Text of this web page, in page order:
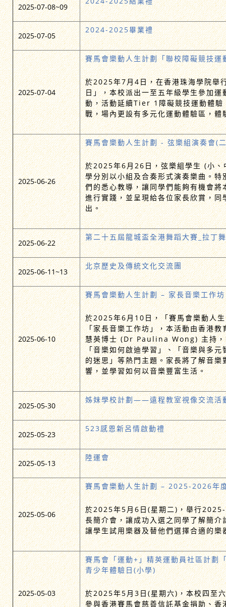
2025-07-08~09
2025-07-05
2024-2025畢業禮
2025-07-04
賽馬會樂動人生計劃「聯校障礙競技運
於2025年7月4日，在香港珠海學院舉
日」，本校派出一至五年級學生參加運
動，活動延續Tier 1障礙競技運動體驗
戰，場內更設有多元化運動體驗區，體
2025-06-26
賽馬會樂動人生計劃 - 弦樂組演奏會(
於2025年6月26日，弦樂組學生 (小
學分別以小組及合奏形式演奏樂曲。特
們的悉心教導，讓同學們能夠有機會將
進行實踐，並呈現給各位家長欣賞，同
出。
2025-06-22
第二十五屆龍城盃全港舞蹈大賽_拉丁舞
2025-06-11~13
北京歷史及傳統文化交流團
2025-06-10
賽馬會樂動人生計劃 – 家長音樂工作坊
於2025年6月10日，「賽馬會樂動人
「家長音樂工作坊」，本活動由香港教
慧英博士 (Dr Paulina Wong) 主持，
「音樂如何啟迪學習」、「音樂與多元
的迷思」等熱門主題。家長將了解音樂
響，並學習如何以音樂豐富生活。
2025-05-30
姊妹學校計劃——遠程教室視像交流活
2025-05-23
523感恩新呂情啟動禮
2025-05-13
陸運會
2025-05-06
賽馬會樂動人生計劃 – 2025-2026年
於2025年5月6日(星期二)，舉行
長簡介會，讓成功入選之同學了解簡介
讓學生試用樂器及替他們選擇合適的樂
2025-05-03
賽馬會「運動+」精英運動員社區計劃
青少年體驗日(小學)
於2025年5月3日(星期六)，本校四至
參與香港賽馬會慈善信託基金捐助、香